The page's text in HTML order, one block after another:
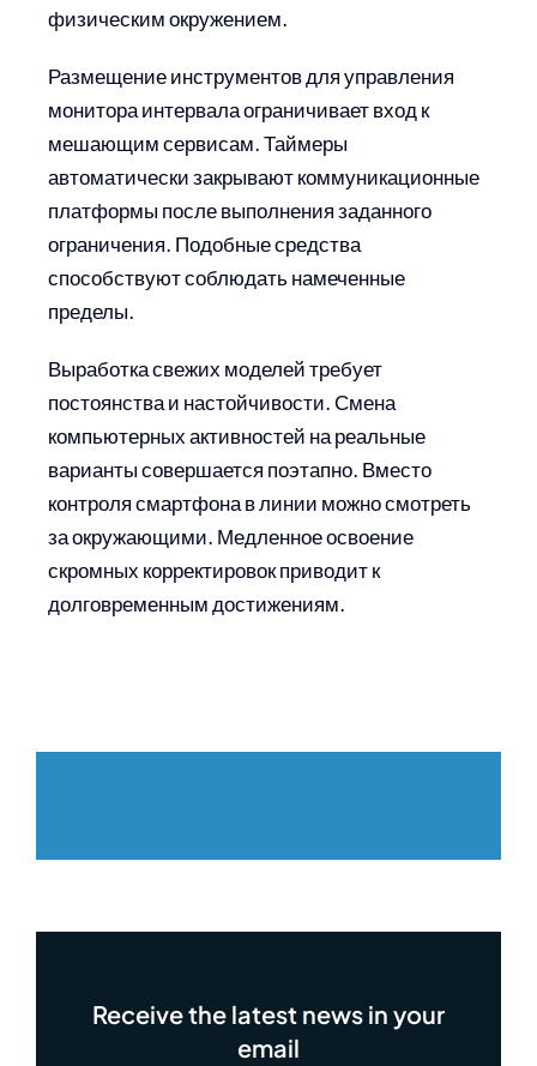
физическим окружением.
Размещение инструментов для управления
монитора интервала ограничивает вход к
мешающим сервисам. Таймеры
автоматически закрывают коммуникационные
платформы после выполнения заданного
ограничения. Подобные средства
способствуют соблюдать намеченные
пределы.
Выработка свежих моделей требует
постоянства и настойчивости. Смена
компьютерных активностей на реальные
варианты совершается поэтапно. Вместо
контроля смартфона в линии можно смотреть
за окружающими. Медленное освоение
скромных корректировок приводит к
долговременным достижениям.
Receive the latest news in your
email